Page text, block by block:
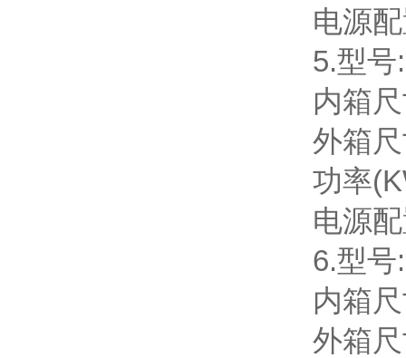
电源
5.型号
内箱
外箱
功率
电源
6.型号
内箱
外箱